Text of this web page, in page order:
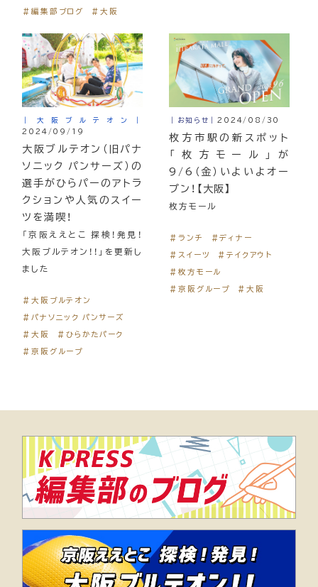
＃編集部ブログ
＃大阪
｜大阪ブルテオン｜
2024/09/19
大阪ブルテオン（旧パナ
ソニック パンサーズ）の
選手がひらパーのアトラ
クションや人気のスイー
ツを満喫！
「京阪ええとこ 探検！発見！
大阪ブルテオン！！」を更新し
ました
＃大阪ブルテオン
＃パナソニック パンサーズ
＃大阪
＃ひらかたパーク
＃京阪グループ
｜お知らせ｜2024/08/30
枚方市駅の新スポット
「枚方モール」が
9/6（金）いよいよオー
プン！【大阪】
枚方モール
＃ランチ
＃ディナー
＃スイーツ
＃テイクアウト
＃枚方モール
＃京阪グループ
＃大阪